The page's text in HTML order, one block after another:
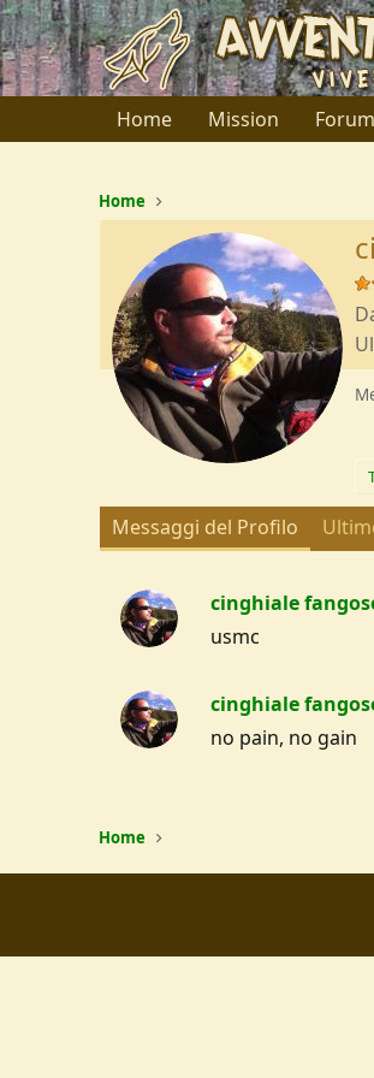
Home Mission Forum
Home
Messaggi del Profilo
cinghiale
usmc
cinghiale
no pain, no gain
Home